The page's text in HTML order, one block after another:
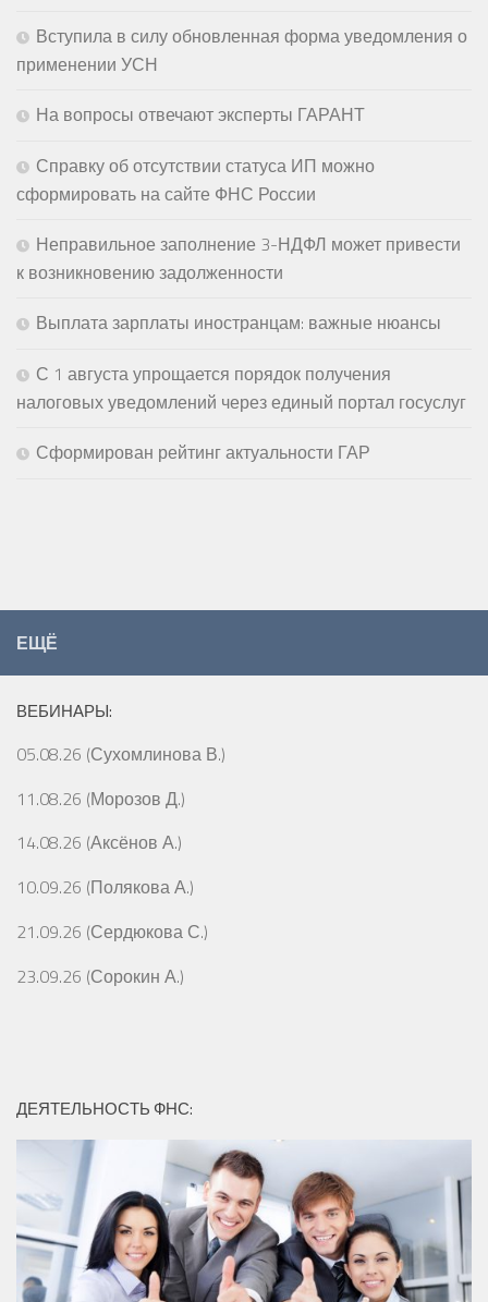
Вступила в силу обновленная форма уведомления о
применении УСН
На вопросы отвечают эксперты ГАРАНТ
Справку об отсутствии статуса ИП можно
сформировать на сайте ФНС России
Неправильное заполнение 3-НДФЛ может привести
к возникновению задолженности
Выплата зарплаты иностранцам: важные нюансы
С 1 августа упрощается порядок получения
налоговых уведомлений через единый портал госуслуг
Сформирован рейтинг актуальности ГАР
ЕЩЁ
ВЕБИНАРЫ:
05.08.26 (Сухомлинова В.)
11.08.26 (Морозов Д.)
14.08.26 (Аксёнов А.)
10.09.26 (Полякова А.)
21.09.26 (Сердюкова С.)
23.09.26 (Сорокин А.)
ДЕЯТЕЛЬНОСТЬ ФНС: